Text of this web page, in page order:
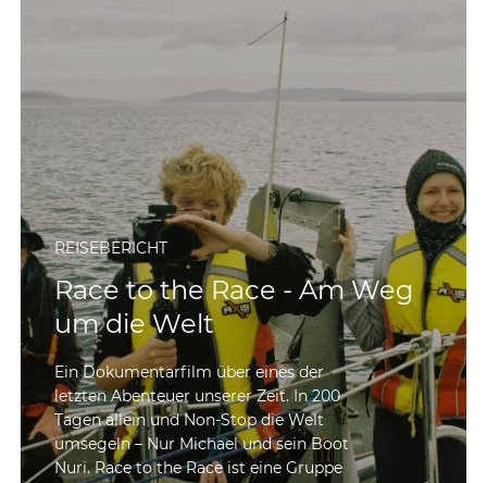
REISEBERICHT
Race to the Race - Am Weg
um die Welt
Ein Dokumentarfilm über eines der
letzten Abenteuer unserer Zeit. In 200
Tagen allein und Non-Stop die Welt
umsegeln – Nur Michael und sein Boot
Nuri. Race to the Race ist eine Gruppe